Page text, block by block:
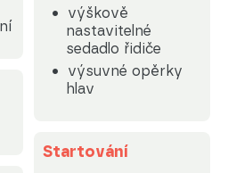
výškově
nastavitelné
sedadlo řidiče
výsuvné opěrky
hlav
Startování